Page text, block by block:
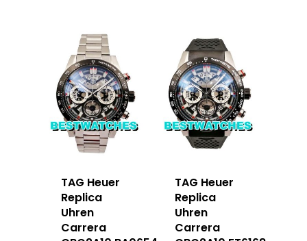
TAG Heuer
Replica
Uhren
Carrera
TAG Heuer
Replica
Uhren
Carrera